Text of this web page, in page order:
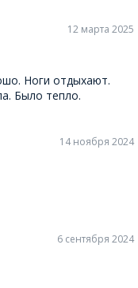
12 марта 2025
Ноги отдыхают.
Было тепло.
14 ноября 2024
6 сентября 2024